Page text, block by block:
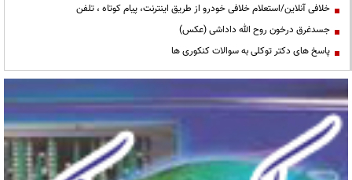
خلافی آنلاین/استعلام خلافی خودرو از طریق اینترنت، پیام کوتاه ، تلفن
جسدغرق درخون روح الله داداشی (عکس)
پاسخ های دکتر توکلی به سوالات کنکوری ها